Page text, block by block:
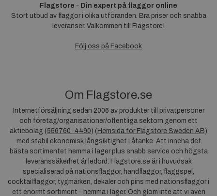
Flagstore - Din expert på flaggor online
Stort utbud av flaggor i olika utföranden. Bra priser och snabba
leveranser. Välkommen till Flagstore!
Följ oss på Facebook
Om Flagstore.se
Internetförsäljning sedan 2006 av produkter till privatpersoner
och företag/organisationer/offentliga sektorn genom ett
aktiebolag (556760-4490) ( Hemsida för Flagstore Sweden AB)
med stabil ekonomisk långsiktighet i åtanke. Att inneha det
bästa sortimentet hemma i lager plus snabb service och högsta
leveranssäkerhet är ledord. Flagstore.se är i huvudsak
specialiserad på nationsflaggor, handflaggor, flaggspel,
cocktailflaggor, tygmärken, dekaler och pins med nationsflaggor i
ett enormt sortiment - hemma i lager. Och glöm inte att vi även